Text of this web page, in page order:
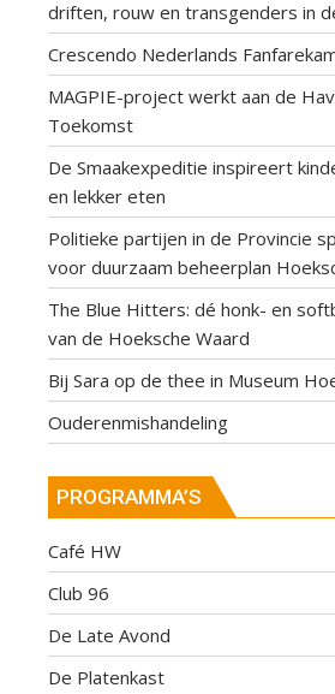
driften, rouw en transgenders in
Crescendo Nederlands
MAGPIE-project werkt aan de
Toekomst
De Smaakexpeditie inspireert
en lekker eten
Politieke partijen in de Provincie
voor duurzaam beheerplan
The Blue Hitters: dé honk- en
van de Hoeksche Waard
Bij Sara op de thee in Museum
Ouderenmishandeling
PROGRAMMA’S
Café HW
Club 96
De Late Avond
De Platenkast